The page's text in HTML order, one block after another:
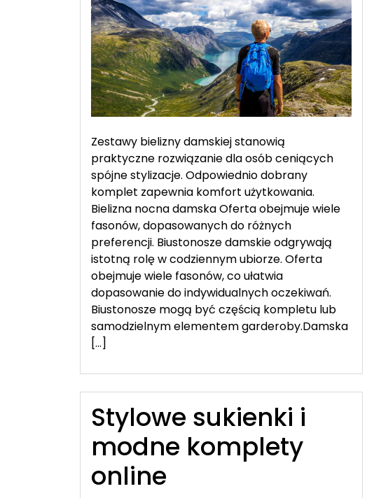
Zestawy bielizny damskiej stanowią
praktyczne rozwiązanie dla osób ceniących
spójne stylizacje. Odpowiednio dobrany
komplet zapewnia komfort użytkowania.
Bielizna nocna damska Oferta obejmuje wiele
fasonów, dopasowanych do różnych
preferencji. Biustonosze damskie odgrywają
istotną rolę w codziennym ubiorze. Oferta
obejmuje wiele fasonów, co ułatwia
dopasowanie do indywidualnych oczekiwań.
Biustonosze mogą być częścią kompletu lub
samodzielnym elementem garderoby.Damska
[…]
Stylowe sukienki i
modne komplety
online